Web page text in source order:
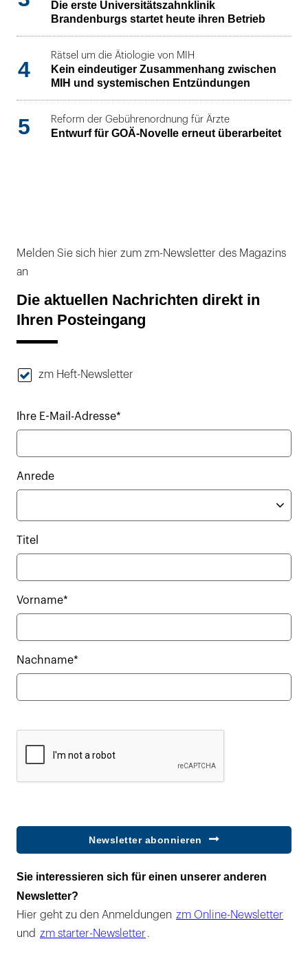
Die erste Universitätszahnklinik
Brandenburgs startet heute ihren Betrieb
4
Rätsel um die Ätiologie von MIH
Kein eindeutiger Zusammenhang zwischen
MIH und systemischen Entzündungen
5 Reform der Gebührenordnung für Ärzte
Entwurf für GOÄ-Novelle erneut überarbeitet
Melden Sie sich hier zum zm-Newsletter des Magazins
an
Die aktuellen Nachrichten direkt in
Ihren Posteingang
zm Heft-Newsletter
Ihre E-Mail-Adresse*
Anrede
Titel
Vorname*
Nachname*
Newsletter abonnieren
Sie interessieren sich für einen unserer anderen
Newsletter?
Hier geht zu den Anmeldungen zm Online-Newsletter
und zm starter-Newsletter .